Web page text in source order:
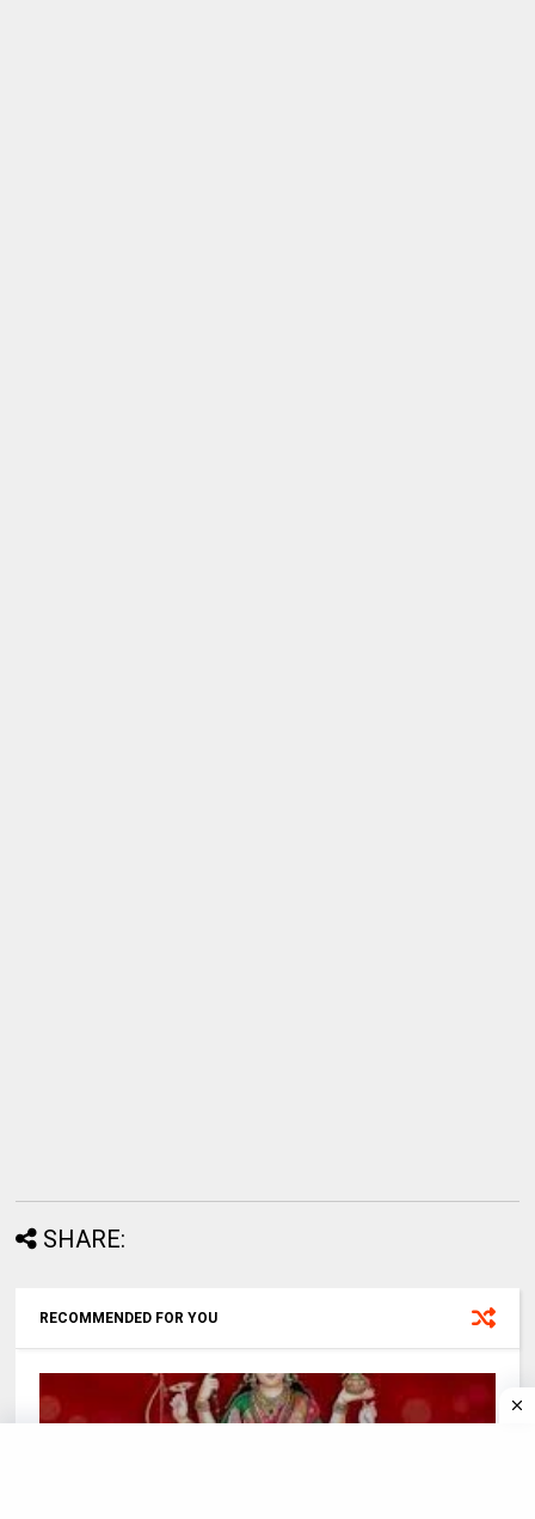
SHARE:
RECOMMENDED FOR YOU